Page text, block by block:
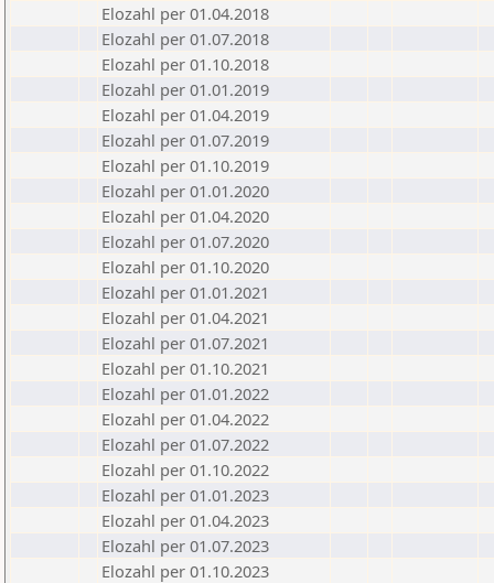
Elozahl per 01.04.2018
Elozahl per 01.07.2018
Elozahl per 01.10.2018
Elozahl per 01.01.2019
Elozahl per 01.04.2019
Elozahl per 01.07.2019
Elozahl per 01.10.2019
Elozahl per 01.01.2020
Elozahl per 01.04.2020
Elozahl per 01.07.2020
Elozahl per 01.10.2020
Elozahl per 01.01.2021
Elozahl per 01.04.2021
Elozahl per 01.07.2021
Elozahl per 01.10.2021
Elozahl per 01.01.2022
Elozahl per 01.04.2022
Elozahl per 01.07.2022
Elozahl per 01.10.2022
Elozahl per 01.01.2023
Elozahl per 01.04.2023
Elozahl per 01.07.2023
Elozahl per 01.10.2023